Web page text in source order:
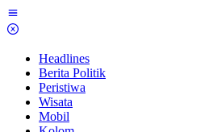
Skip
to
Headlines
Berita Politik
Peristiwa
Wisata
Mobil